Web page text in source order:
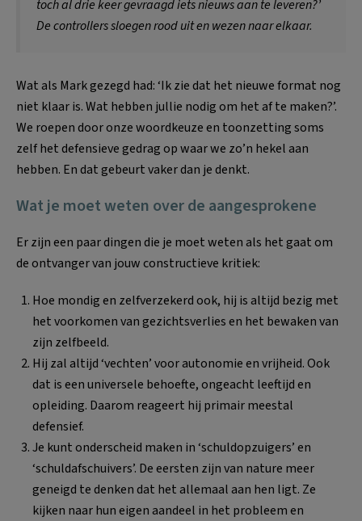
toch al drie keer gevraagd iets nieuws aan te leveren?’
De controllers sloegen rood uit en wezen naar elkaar.
Wat als Mark gezegd had: ‘Ik zie dat het nieuwe format nog
niet klaar is. Wat hebben jullie nodig om het af te maken?’.
We roepen door onze woordkeuze en toonzetting soms
zelf het defensieve gedrag op waar we zo’n hekel aan
hebben. En dat gebeurt vaker dan je denkt.
Wat je moet weten over de aangesprokene
Er zijn een paar dingen die je moet weten als het gaat om
de ontvanger van jouw constructieve kritiek:
Hoe mondig en zelfverzekerd ook, hij is altijd bezig met
het voorkomen van gezichtsverlies en het bewaken van
zijn zelfbeeld.
Hij zal altijd ‘vechten’ voor autonomie en vrijheid. Ook
dat is een universele behoefte, ongeacht leeftijd en
opleiding. Daarom reageert hij primair meestal
defensief.
Je kunt onderscheid maken in ‘schuldopzuigers’ en
‘schuldafschuivers’. De eersten zijn van nature meer
geneigd te denken dat het allemaal aan hen ligt. Ze
kijken naar hun eigen aandeel in het probleem en